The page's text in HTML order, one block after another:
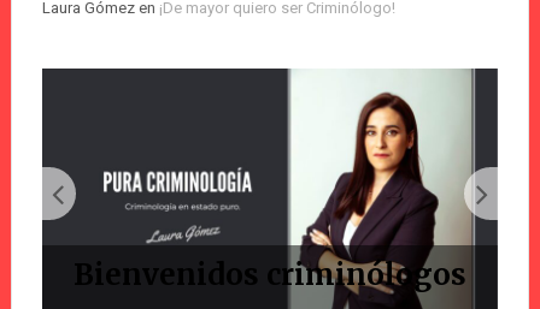
Laura Gómezen ¡De mayor quiero ser Criminólogo!
Bienvenidos criminólogos